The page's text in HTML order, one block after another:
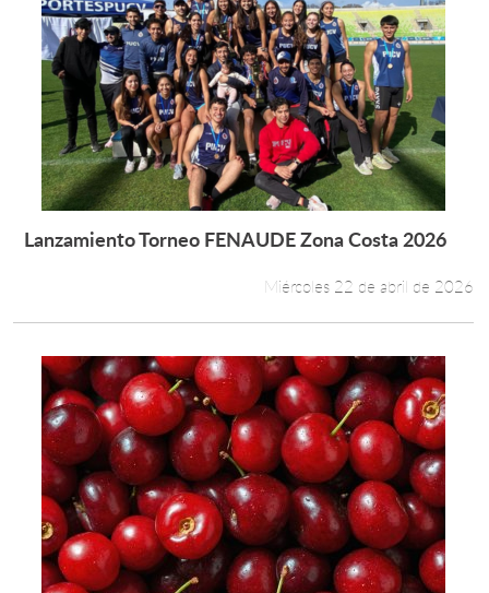
Leer más +
Lanzamiento Torneo FENAUDE Zona Costa 2026
Miércoles 22 de abril de 2026